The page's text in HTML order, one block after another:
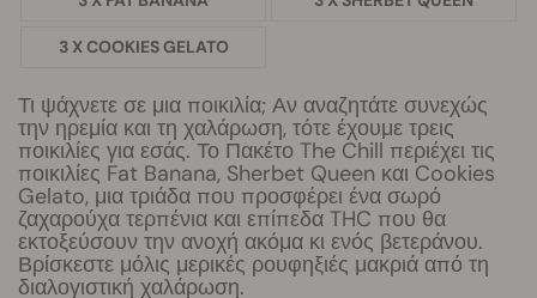
3 X COOKIES GELATO
Τι ψάχνετε σε μια ποικιλία; Αν αναζητάτε συνεχώς
την ηρεμία και τη χαλάρωση, τότε έχουμε τρεις
ποικιλίες για εσάς. Το Πακέτο The Chill περιέχει τις
ποικιλίες Fat Banana, Sherbet Queen και Cookies
Gelato, μια τριάδα που προσφέρει ένα σωρό
ζαχαρούχα τερπένια και επίπεδα THC που θα
εκτοξεύσουν την ανοχή ακόμα κι ενός βετεράνου.
Βρίσκεστε μόλις μερικές ρουφηξιές μακριά από τη
διαλογιστική χαλάρωση.